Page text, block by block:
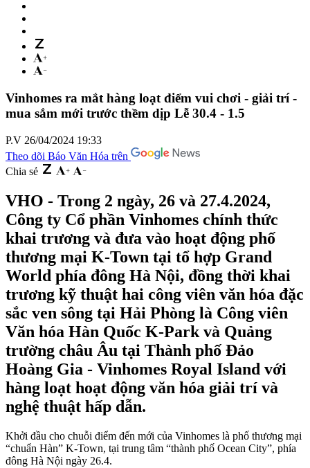
Vinhomes ra mắt hàng loạt điểm vui chơi - giải trí -
mua sắm mới trước thềm dịp Lễ 30.4 - 1.5
P.V 26/04/2024 19:33
Theo dõi Báo Văn Hóa trên
Chia sẻ
VHO - Trong 2 ngày, 26 và 27.4.2024,
Công ty Cổ phần Vinhomes chính thức
khai trương và đưa vào hoạt động phố
thương mại K-Town tại tổ hợp Grand
World phía đông Hà Nội, đồng thời khai
trương kỹ thuật hai công viên văn hóa đặc
sắc ven sông tại Hải Phòng là Công viên
Văn hóa Hàn Quốc K-Park và Quảng
trường châu Âu tại Thành phố Đảo
Hoàng Gia - Vinhomes Royal Island với
hàng loạt hoạt động văn hóa giải trí và
nghệ thuật hấp dẫn.
Khởi đầu cho chuỗi điểm đến mới của Vinhomes là phố thương mại
“chuẩn Hàn” K-Town, tại trung tâm “thành phố Ocean City”, phía
đông Hà Nội ngày 26.4.